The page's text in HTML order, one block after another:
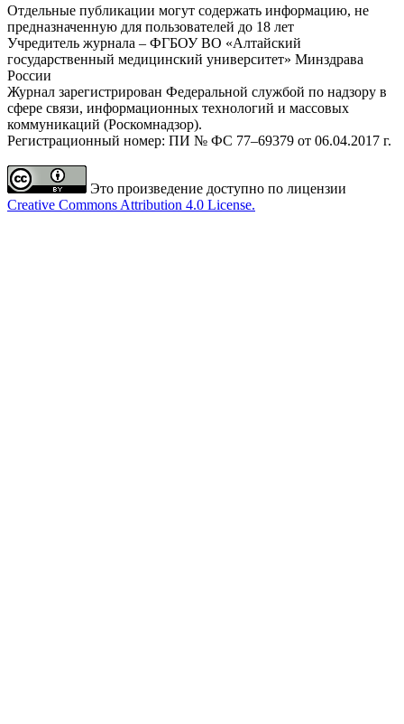
Отдельные публикации могут содержать информацию, не
предназначенную для пользователей до 18 лет
Учредитель журнала – ФГБОУ ВО «Алтайский
государственный медицинский университет» Минздрава
России
Журнал зарегистрирован Федеральной службой по надзору в
сфере связи, информационных технологий и массовых
коммуникаций (Роскомнадзор).
Регистрационный номер: ПИ № ФС 77–69379 от 06.04.2017 г.
Это произведение доступно по лицензии
Creative Commons Attribution 4.0 License.